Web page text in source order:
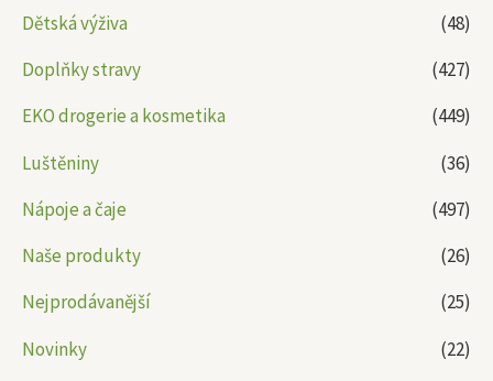
Dětská výživa
(48)
Doplňky stravy
(427)
EKO drogerie a kosmetika
(449)
Luštěniny
(36)
Nápoje a čaje
(497)
Naše produkty
(26)
Nejprodávanější
(25)
Novinky
(22)